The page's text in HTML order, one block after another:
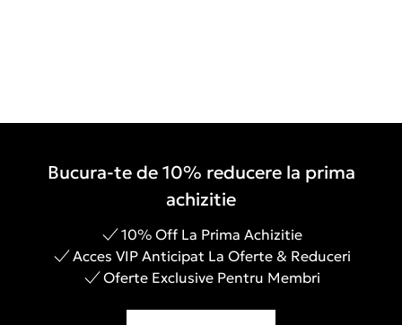
Bucura-te de 10% reducere la prima
achizitie
10% Off La Prima Achizitie
Acces VIP Anticipat La Oferte & Reduceri
Oferte Exclusive Pentru Membri